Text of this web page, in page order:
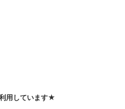
用しています★